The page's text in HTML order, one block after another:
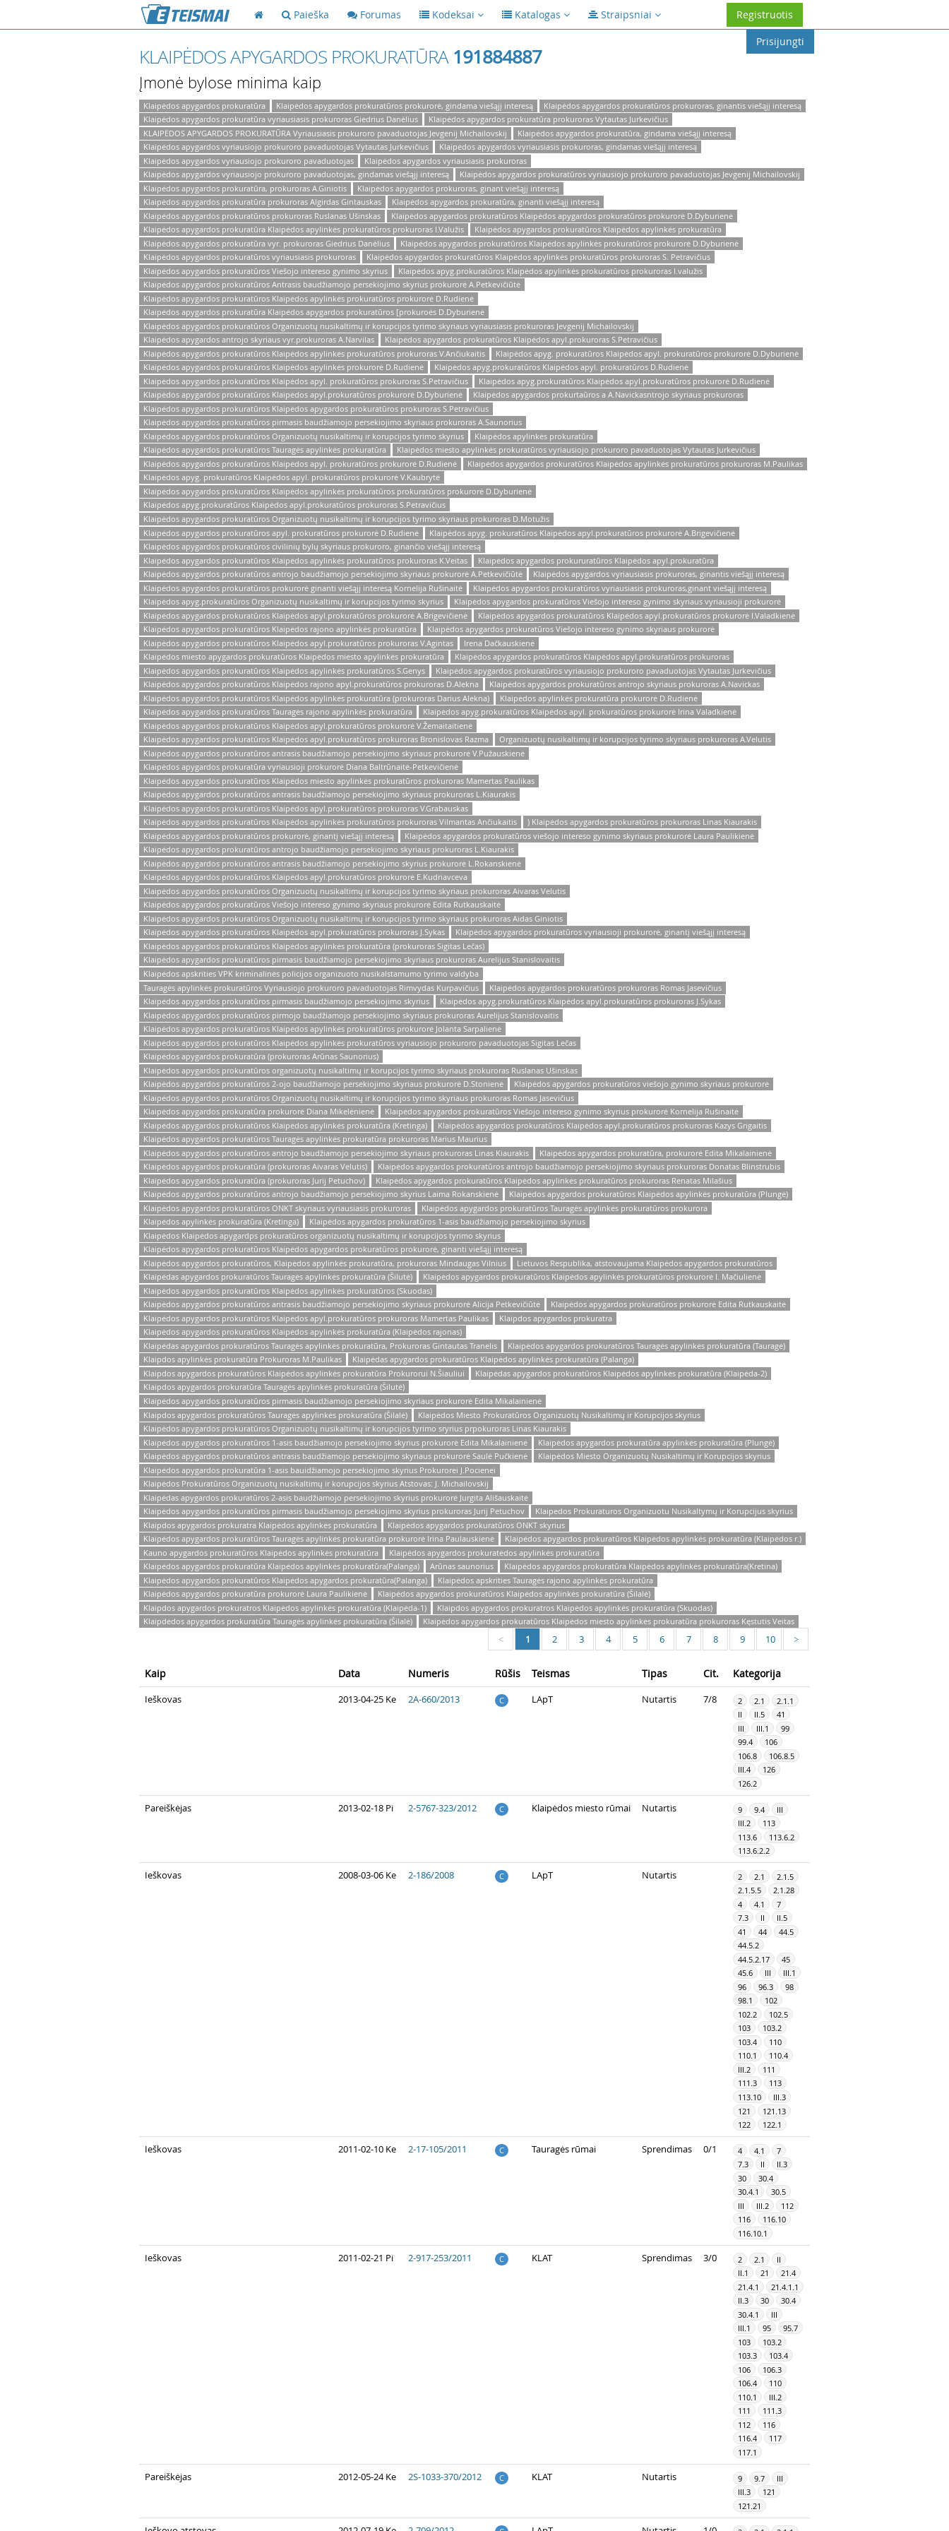
Paieška Forumas Kodeksai Katalogas Straipsniai
Registruotis
Prisijungti
KLAIPĖDOS APYGARDOS PROKURATŪRA 191884887
Įmonė bylose minima kaip
Klaipėdos apygardos prokuratūra Klaipėdos apygardos prokuratūros prokurorė, gindama viešąjį interesą
Klaipėdos apygardos prokuratūros prokuroras, ginantis viešąjį interesą
Klaipėdos apygardos prokuratūra vyriausiasis prokuroras Giedrius Danėlius
Klaipėdos apygardos prokuratūra prokuroras Vytautas Jurkevičius
KLAIPĖDOS APYGARDOS PROKURATŪRA Vyriausiasis prokuroro pavaduotojas Jevgenij Michailovskij
Klaipėdos apygardos prokuratūra, gindama viešąjį interesą
Klaipėdos apygardos vyriausiojo prokuroro pavaduotojas Vytautas Jurkevičius
Klaipėdos apygardos vyriausiasis prokuroras, gindamas viešąjį interesą
Klaipėdos apygardos vyriausiojo prokuroro pavaduotojas
Klaipėdos apygardos vyriausiasis prokuroras
Klaipėdos apygardos vyriausiojo prokuroro pavaduotojas, gindamas viešąjį interesą
Klaipėdos apygardos prokuratūros vyriausiojo prokuroro pavaduotojas Jevgenij Michailovskij
Klaipėdos apygardos prokuratūra, prokuroras A.Giniotis
Klaipėdos apygardos prokuroras, ginant viešąjį interesą
Klaipėdos apygardos prokuratūra prokuroras Algirdas Gintauskas
Klaipėdos apygardos prokuratūra, ginanti viešąjį interesą
Klaipėdos apygardos prokuratūros prokuroras Ruslanas Ušinskas
Klaipėdos apygardos prokuratūros Klaipėdos apygardos prokuratūros prokurorė D.Dyburienė
Klaipėdos apygardos prokuratūra Klaipėdos apylinkės prokuratūros prokuroras I.Valužis
Klaipėdos apygardos prokuratūros Klaipėdos apylinkės prokuratūra
Klaipėdos apygardos prokuratūra vyr. prokuroras Giedrius Danėlius
Klaipėdos apygardos prokuratūros Klaipėdos apylinkės prokuratūros prokurorė D.Dyburienė
Klaipėdos apygardos prokuratūros vyriausiasis prokuroras
Klaipėdos apygardos prokuratūros Klaipėdos apylinkės prokuratūros prokuroras S. Petravičius
Klaipėdos apygardos prokuratūros Viešojo intereso gynimo skyrius
Klaipėdos apyg.prokuratūros Klaipėdos apylinkės prokuratūros prokuroras I.valužis
Klaipėdos apygardos prokuratūros Antrasis baudžiamojo persekiojimo skyrius prokurorė A.Petkevičiūtė
Klaipėdos apygardos prokuratūros Klaipėdos apylinkės prokuratūros prokurorė D.Rudienė
Klaipėdos apygardos prokuratūra Klaipėdos apygardos prokuratūros [prokuroės D.Dyburienė
Klaipėdos apygardos prokuratūros Organizuotų nusikaltimų ir korupcijos tyrimo skyriaus vyriausiasis prokuroras Jevgenij Michailovskij
Klaipėdos apygardos antrojo skyriaus vyr.prokuroras A.Narvilas
Klaipėdos apygardos prokuratūros Klaipėdos apyl.prokuroras S.Petravičius
Klaipėdos apygardos prokuratūros Klaipėdos apylinkės prokuratūros prokuroras V.Ančiukaitis
Klaipėdos apyg. prokuratūros Klaipėdos apyl. prokuratūros prokurorė D.Dyburienė
Klaipėdos apygardos prokuratūros Klaipėdos apylinkės prokurorė D.Rudienė
Klaipėdos apyg.prokuratūros Klaipėdos apyl. prokuratūros D.Rudienė
Klaipėdos apygardos prokuratūros Klaipėdos apyl. prokuratūros prokuroras S.Petravičius
Klaipėdos apyg.prokuratūros Klaipėdos apyl.prokuratūros prokurorė D.Rudienė
Klaipėdos apygardos prokuratūros Klaipėdos apyl.prokuratūros prokurorė D.Dyburienė
Klaipėdos apygardos prokurtaūros a A.Navickasntrojo skyriaus prokuroras
Klaipėdos apygardos prokuratūros Klaipėdos apygardos prokuratūros prokuroras S.Petravičius
Klaipėdos apygardos prokuratūros pirmasis baudžiamojo persekiojimo skyriaus prokuroras A.Saunorius
Klaipėdos apygardos prokuratūros Organizuotų nusikaltimų ir korupcijos tyrimo skyrius
Klaipėdos apylinkės prokuratūra
Klaipėdos apygardos prokuratūros Tauragės apylinkės prokuratūra
Klaipėdos miesto apylinkės prokuratūros vyriausiojo prokuroro pavaduotojas Vytautas Jurkevičius
Klaipėdos apygardos prokuratūros Klaipėdos apyl. prokuratūros prokurorė D.Rudienė
Klaipėdos apygardos prokuratūros Klaipėdos apylinkės prokuratūros prokuroras M.Paulikas
Klaipėdos apyg. prokuratūros Klaipėdos apyl. prokuratūros prokurorė V.Kaubrytė
Klaipėdos apygardos prokuratūros Klaipėdos apylinkės prokuratūros prokuratūros prokurorė D.Dyburienė
Klaipėdos apyg.prokuratūros Klaipėdos apyl.prokuratūros prokuroras S.Petravičius
Klaipėdos apygardos prokuratūros Organizuotų nusikaltimų ir korupcijos tyrimo skyriaus prokuroras D.Motužis
Klaipėdos apygardos prokuratūros apyl. prokuratūros prokurorė D.Rudienė
Klaipėdos apyg. prokuratūros Klaipėdos apyl.prokuratūros prokurorė A.Brigevičienė
Klaipėdos apygardos prokuratūros civilinių bylų skyriaus prokuroro, ginančio viešąjį interesą
Klaipėdos apygardos prokuratūros Klaipėdos apylinkės prokuratūros prokuroras K.Veitas
Klaipėdos apygardos prokururatūros Klaipėdos apyl.prokuratūra
Klaipėdos apygardos prokuratūros antrojo baudžiamojo persekiojimo skyriaus prokurorė A.Petkevičiūtė
Klaipėdos apygardos vyriausiasis prokuroras, ginantis viešąjį interesą
Klaipėdos apygardos prokuratūros prokurorė ginanti viešąjį interesą Kornelija Rušinaitė
Klaipėdos apygardos prokuratūros vyriausiasis prokuroras,ginant viešąjį interesą
Klaipėdos apyg.prokuratūros Organizuotų nusikaltimų ir korupcijos tyrimo skyrius
Klaipėdos apygardos prokuratūros Viešojo intereso gynimo skyriaus vyriausioji prokurorė
Klaipėdos apygardos prokuratūros Klaipėdos apyl.prokuratūros prokurorė A.Brigevičienė
Klaipėdos apygardos prokuratūros Klaipėdos apyl.prokuratūros prokurorė I.Valadkienė
Klaipėdos apygardos prokuratūros Klaipėdos rajono apylinkės prokuratūra
Klaipėdos apygardos prokuratūros Viešojo intereso gynimo skyriaus prokurorė
Klaipėdos apygardos prokuratūros Klaipėdos apyl.prokuratūros prokuroras V.Agintas
Irena Dačkauskienė
Klaipėdos miesto apygardos prokuratūros Klaipėdos miesto apylinkės prokuratūra
Klaipėdos apygardos prokuratūros Klaipėdos apyl.prokuratūros prokuroras
Klaipėdos apygardos prokuratūros Klaipėdos apylinkės prokuratūros S.Genys
Klaipėdos apygardos prokuratūros vyriausiojo prokuroro pavaduotojas Vytautas Jurkevičius
Klaipėdos apygardos prokuratūros Klaipėdos rajono apyl.prokuratūros prokuroras D.Alekna
Klaipėdos apygardos prokuratūros antrojo skyriaus prokuroras A.Navickas
Klaipėdos apygardos prokuratūros Klaipėdos apylinkės prokuratūra (prokuroras Darius Alekna)
Klaipėdos apylinkės prokuratūra prokurorė D.Rudienė
Klaipėdos apygardos prokuratūros Tauragės rajono apylinkės prokuratūra
Klaipėdos apyg.prokuratūros Klaipėdos apyl. prokuratūros prokurorė Irina Valadkienė
Klaipėdos apygardos prokuratūros Klaipėdos apyl.prokuratūros prokurorė V.Žemaitaitienė
Klaipėdos apygardos prokuratūros Klaipėdos apyl.prokuratūros prokuroras Bronislovas Razma
Organizuotų nusikaltimų ir korupcijos tyrimo skyriaus prokuroras A.Velutis
Klaipėdos apygardos prokuratūros antrasis baudžiamojo persekiojimo skyriaus prokurorė V.Pužauskienė
Klaipėdos apygardos prokuratūra vyriausioji prokurorė Diana Baltrūnaitė-Petkevičienė
Klaipėdos apygardos prokuratūros Klaipėdos miesto apylinkės prokuratūros prokuroras Mamertas Paulikas
Klaipėdos apygardos prokuratūros antrasis baudžiamojo persekiojimo skyriaus prokuroras L.Kiaurakis
Klaipėdos apygardos prokuratūros Klaipėdos apyl.prokuratūros prokuroras V.Grabauskas
Klaipėdos apygardos prokuratūros Klaipėdos apylinkės prokuratūros prokuroras Vilmantas Ančiukaitis
) Klaipėdos apygardos prokuratūros prokuroras Linas Kiaurakis
Klaipėdos apygardos prokuratūros prokurorė, ginantį viešąjį interesą
Klaipėdos apygardos prokuratūros viešojo intereso gynimo skyriaus prokurorė Laura Paulikienė
Klaipėdos apygardos prokuratūros antrojo baudžiamojo persekiojimo skyriaus prokuroras L.Kiaurakis
Klaipėdos apygardos prokuratūros antrasis baudžiamojo persekiojimo skyrius prokurorė L.Rokanskienė
Klaipėdos apygardos prokuratūros Klaipėdos apyl.prokuratūros prokurorė E.Kudriavceva
Klaipėdos apygardos prokuratūros Organizuotų nusikaltimų ir korupcijos tyrimo skyriaus prokuroras Aivaras Velutis
Klaipėdos apygardos prokuratūros Viešojo intereso gynimo skyriaus prokurorė Edita Rutkauskaitė
Klaipėdos apygardos prokuratūros Organizuotų nusikaltimų ir korupcijos tyrimo skyriaus prokuroras Aidas Giniotis
Klaipėdos apygardos prokuratūros Klaipėdos apyl.prokuratūros prokuroras J.Sykas
Klaipėdos apygardos prokuratūros vyriausioji prokurorė, ginantį viešąjį interesą
Klaipėdos apygardos prokuratūros Klaipėdos apylinkės prokuratūra (prokuroras Sigitas Lečas)
Klaipėdos apygardos prokuratūros pirmasis baudžiamojo persekiojimo skyriaus prokuroras Aurelijus Stanislovaitis
Klaipėdos apskrities VPK kriminalinės policijos organizuoto nusikalstamumo tyrimo valdyba
Tauragės apylinkės prokuratūros Vyriausiojo prokuroro pavaduotojas Rimvydas Kurpavičius
Klaipėdos apygardos prokuratūros prokuroras Romas Jasevičius
Klaipėdos apygardos prokuratūros pirmasis baudžiamojo persekiojimo skyrius
Klaipėdos apyg.prokuratūros Klaipėdos apyl.prokuratūros prokuroras J.Sykas
Klaipėdos apygardos prokuratūros pirmojo baudžiamojo persekiojimo skyriaus prokuroras Aurelijus Stanislovaitis
Klaipėdos apygardos prokuratūros Klaipėdos apylinkės prokuratūros prokurorė Jolanta Sarpalienė
Klaipėdos apygardos prokuratūros Klaipėdos apylinkės prokuratūros vyriausiojo prokuroro pavaduotojas Sigitas Lečas
Klaipėdos apygardos prokuratūra (prokuroras Arūnas Saunorius)
Klaipėdos apygardos prokuratūros organizuotų nusikaltimų ir korupcijos tyrimo skyriaus prokuroras Ruslanas Ušinskas
Klaipėdos apygardos prokuratūros 2-ojo baudžiamojo persekiojimo skyriaus prokurorė D.Stonienė
Klaipėdos apygardos prokuratūros viešojo gynimo skyriaus prokurorė
Klaipėdos apygardos prokuratūros Organizuotų nusikaltimų ir korupcijos tyrimo skyriaus prokuroras Romas Jasevičius
Klaipėdos apygardos prokuratūra prokurorė Diana Mikelėnienė
Klaipėdos apygardos prokuratūros Viešojo intereso gynimo skyrius prokurorė Kornelija Rušinaitė
Klaipėdos apygardos prokuratūros Klaipėdos apylinkės prokuratūra (Kretinga)
Klaipėdos apygardos prokuratūros Klaipėdos apyl.prokuratūros prokuroras Kazys Grigaitis
Klaipėdos apygardos prokuratūros Tauragės apylinkės prokuratūra prokuroras Marius Maurius
Klaipėdos apygardos prokuratūros antrojo baudžiamojo persekiojimo skyriaus prokuroras Linas Kiaurakis
Klaipėdos apygardos prokuratūra, prokurorė Edita Mikalainienė
Klaipėdos apygardos prokuratūra (prokuroras Aivaras Velutis)
Klaipėdos apygardos prokuratūros antrojo baudžiamojo persekiojimo skyriaus prokuroras Donatas Blinstrubis
Klaipėdos apygardos prokuratūra (prokuroras Jurij Petuchov)
Klaipėdos apygardos prokuratūros Klaipėdos apylinkės prokuratūros prokuroras Renatas Milašius
Klaipėdos apygardos prokuratūros antrojo baudžiamojo persekiojimo skyrius Laima Rokanskienė
Klaipėdos apygardos prokuratūros Klaipėdos apylinkės prokuratūra (Plungė)
Klaipėdos apygardos prokuratūros ONKT skyriaus vyriausiasis prokuroras
Klaipėdos apygardos prokuratūros Tauragės apylinkės prokuratūros prokurora
Klaipėdos apylinkės prokuratūra (Kretinga)
Klaipėdos apygardos prokuratūros 1-asis baudžiamojo persekiojimo skyrius
Klaipėdos Klaipėdos apygardps prokuratūros organizuotų nusikaltimų ir korupcijos tyrimo skyrius
Klaipėdos apygardos prokuratūros Klaipėdos apygardos prokuratūros prokurorė, ginanti viešąjį interesą
Klaipėdos apygardos prokuratūros, Klaipėdos apylinkės prokuratūra, prokuroras Mindaugas Vilnius
Lietuvos Respublika, atstovaujama Klaipėdos apygardos prokuratūros
Klaipėdas apygardos prokuratūros Tauragės apylinkės prokuratūra (Šilutė)
Klaipėdos apygardos prokuratūros Klaipėdos apylinkės prokuratūros prokurorė I. Mačiulienė
Klaipėdos apygardos prokuratūros Klaipėdos apylinkės prokuratūros (Skuodas)
Klaipėdos apygardos prokuratūros antrasis baudžiamojo persekiojimo skyriaus prokurorė Alicija Petkevičiūtė
Klaipėdos apygardos prokuratūros prokurorė Edita Rutkauskaitė
Klaipėdos apygardos prokuratūros Klaipėdos apyl.prokuratūros prokuroras Mamertas Paulikas
Klaipdos apygardos prokuratra
Klaipėdos apygardos prokuratūros Klaipėdos apylinkės prokuratūra (Klaipėdos rajonas)
Klaipėdas apygardos prokuratūros Tauragės apylinkės prokuratūra, Prokuroras Gintautas Tranelis
Klaipėdos apygardos prokuratūros Tauragės apylinkės prokuratūra (Tauragė)
Klaipdos apylinkės prokuratūra Prokuroras M.Paulikas
Klaipėdas apygardos prokuratūros Klaipėdos apylinkės prokuratūra (Palanga)
Klaipdos apygardos prokuratūros Klaipėdos apylinkės prokuratūra Prokurorui N.Šiauliui
Klaipėdas apygardos prokuratūros Klaipėdos apylinkės prokuratūra (Klaipėda-2)
Klaipdos apygardos prokuratūra Tauragės apylinkės prokuratūra (Šilutė)
Klaipėdos apygardos prokuratūros pirmasis baudžiamojo persekiojimo skyriaus prokurorė Edita Mikalainienė
Klaipdos apygardos prokuratūros Tauragės apylinkės prokuratūra (Šilalė)
Klaipėdos Miesto Prokuratūros Organizuotų Nusikaltimų ir Korupcijos skyrius
Klaipėdos apygardos prokuratūros Organizuotų nusikaltimų ir korupcijos tyrimo sryrius prpokuroras Linas Kiaurakis
Klaipėdos apygardos prokuratūros 1-asis baudžiamojo persekiojimo skyrius prokurorė Edita Mikalainienė
Klaipėdos apygardos prokuratūra apylinkės prokuratūra (Plungė)
Klaipėdos apygardos prokuratūros antrasis baudžiamojo persekiojimo skyriaus prokurorė Saulė Pučkienė
Klaipėdos Miesto Organizuotų Nusikaltimų ir Korupcijos skyrius
Klaipėdos apygardos prokuratūra 1-asis bauidžiamojo persekiojimo skyrius Prokurorei J.Pocienei
Klaipėdos Prokuratūros Organizuotų nusikaltimų ir korupcijos skyrius Atstovas: J. Michailovskij
Klaipėdas apygardos prokuratūros 2-asis baudžiamojo persekiojimo skyrius prokurorė Jurgita Ališauskaitė
Klaipėdos apygardos prokuratūros pirmasis baudžiamojo persekiojimo skyrius prokuroras Jurij Petuchov
Klaipedos Prokuraturos Organizuotu Nusikaltymų ir Korupcijus skyrius
Klaipdos apygardos prokuratra Klaipėdos apylinkės prokuratūra
Klaipėdos apygardos prokuratūros ONKT skyrius
Klaipėdos apygardos prokuratūros Tauragės apylinkės prokuratūra prokurorė Irina Paulauskienė
Klaipėdos apygardos prokuratūros Klaipėdos apylinkės prokuratūra (Klaipėdos r.)
Kauno apygardos prokuratūros Klaipėdos apylinkės prokuratūra
Klaipėdos apygardos prokuratėdos apylinkės prokuratūra
Klaipėdos apygardos prokuratūra Klaipėdos apylinkės prokuratūra(Palanga)
Arūnas saunorius
Klaipėdos apygardos prokuratūra Klaipėdos apylinkės prokuratūra(Kretina)
Klaipėdos apygardos prokuratūros Klaipėdos apygardos prokuratūra(Palanga)
Klaipėdos apskrities Tauragės rajono apylinkės prokuratūra
Klaipėdos apygardos prokuratūra prokurorė Laura Paulikienė
Klaipėdos apygardos prokuratūros Klaipėdos apylinkės prokuratūra (Šilalė)
Klaipdos apygardos prokuratros Klaipėdos apylinkės prokuratūra (Klaipėda-1)
Klaipdos apygardos prokuratros Klaipėdos apylinkės prokuratūra (Skuodas)
Klaipdėdos apygardos prokuratūra Tauragės apylinkės prokuratūra (Šilalė)
Klaipėdos apygardos prokuratūros Klaipėdos miesto apylinkės prokuratūra prokuroras Kęstutis Veitas
< 1 2 3 4 5 6 7 8 9 10 >
Kaip Data Numeris Rūšis Teismas Tipas Cit. Kategorija
Ieškovas 2013-04-25 Ke 2A-660/2013 C LApT Nutartis 7/8 2 2.1
2.1.1
II
II.5
41
III
III.1
99
99.4
106
106.8
106.8.5
III.4
126
126.2
Pareiškėjas 2013-02-18 Pi 2-5767-323/2012 C Klaipėdos miesto rūmai Nutartis 9 9.4
III
III.2
113
113.6
113.6.2
113.6.2.2
Ieškovas 2008-03-06 Ke 2-186/2008 C LApT Nutartis 2 2.1
2.1.5
2.1.5.5
2.1.28
4
4.1
7
7.3
II
II.5
41
44
44.5
44.5.2
44.5.2.17
45
45.6
III
III.1
96
96.3
98
98.1
102
102.2
102.5
103
103.2
103.4
110
110.1
110.4
III.2
111
111.3
113
113.10
III.3
121
121.13
122
122.1
Ieškovas 2011-02-10 Ke 2-17-105/2011 C Tauragės rūmai Sprendimas 0/1 4 4.1
7
7.3
II
II.3
30
30.4
30.4.1
30.5
III
III.2
112
116
116.10
116.10.1
Ieškovas 2011-02-21 Pi 2-917-253/2011 C KLAT Sprendimas 3/0 2 2.1
II
II.1
21
21.4
21.4.1
21.4.1.1
II.3
30
30.4
30.4.1
III
III.1
95
95.7
103
103.2
103.3
103.4
106
106.3
106.4
110
110.1
III.2
111
111.3
112
116
116.4
117
117.1
Pareiškėjas 2012-05-24 Ke 2S-1033-370/2012 C KLAT Nutartis 9 9.7
III
III.3
121
121.21